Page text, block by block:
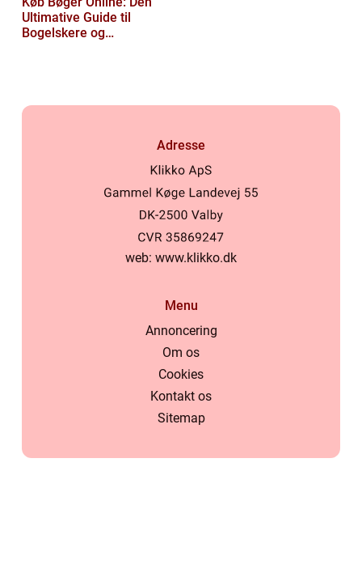
Ultimative Guide til
Bogelskere og
Adresse
web: www.klikko.dk
Menu
Annoncering
Om os
Cookies
Kontakt os
Sitemap